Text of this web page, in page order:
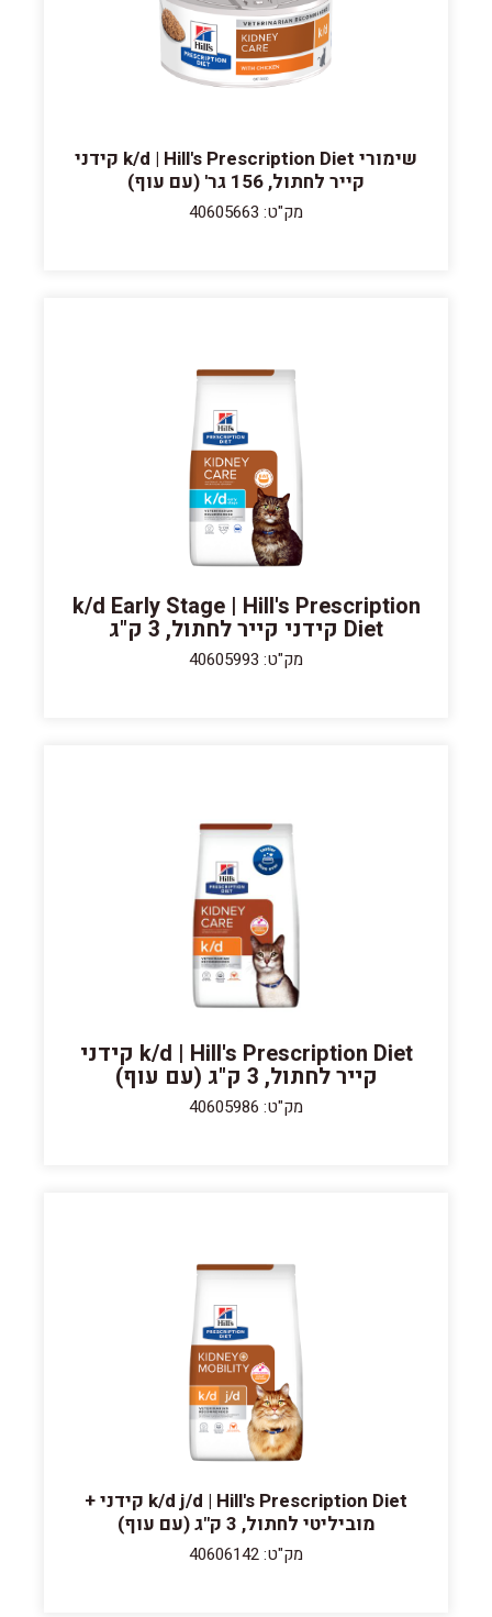
שימורי k/d | Hill's Prescription Diet קידני
קייר לחתול, 156 גר' (עם עוף)
מק"ט: 40605663
k/d Early Stage | Hill's Prescription
Diet קידני קייר לחתול, 3 ק"ג
מק"ט: 40605993
k/d | Hill's Prescription Diet קידני
קייר לחתול, 3 ק"ג (עם עוף)
מק"ט: 40605986
k/d j/d | Hill's Prescription Diet קידני +
מוביליטי לחתול, 3 ק"ג (עם עוף)
מק"ט: 40606142